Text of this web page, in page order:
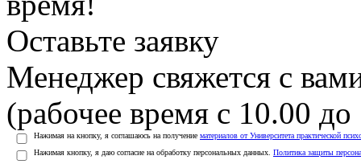
Оставьте заявку
Менеджер свяжется с
(рабочее время с 10.00
Нажимая на кнопку, я соглашаюсь на получение материалов от Университета практической
Нажимая кнопку, я даю согласие на обработку персональных данных. Политика защиты